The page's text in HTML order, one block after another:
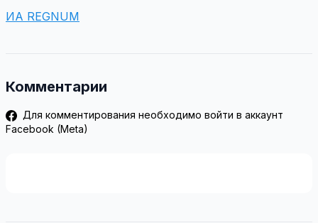
ИА REGNUM
Комментарии
Для комментирования необходимо войти в аккаунт
Facebook (Meta)